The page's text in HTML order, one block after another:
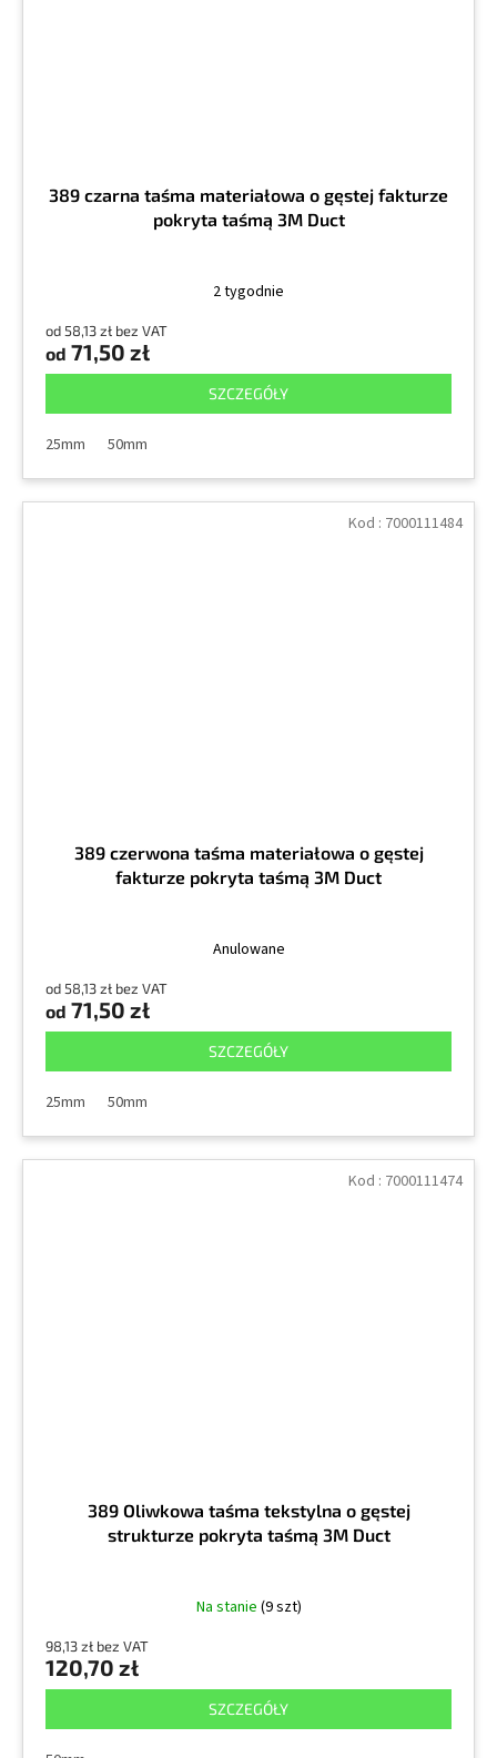
389 czarna taśma materiałowa o gęstej fakturze
pokryta taśmą 3M Duct
2 tygodnie
od 58,13 zł bez VAT
od 71,50 zł
SZCZEGÓŁY
25mm 50mm
389 czerwona taśma materiałowa o gęstej
fakturze pokryta taśmą 3M Duct
Anulowane
od 58,13 zł bez VAT
od 71,50 zł
SZCZEGÓŁY
25mm 50mm
Kod : 7000111484
389 Oliwkowa taśma tekstylna o gęstej
strukturze pokryta taśmą 3M Duct
Na stanie (9 szt)
98,13 zł bez VAT
120,70 zł
SZCZEGÓŁY
Kod : 7000111474